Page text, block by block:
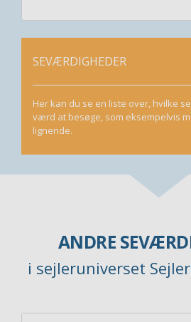
SEVÆRDIGHEDER
Her kan du se en liste over, hvilke
værd at besøge, som eksempelvis
lignende.
ANDRE
i sejleruniverset